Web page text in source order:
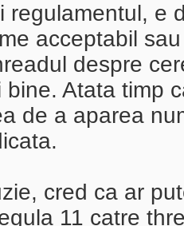
regulamentul, e
acceptabil
despre
bine. Atata timp
de a aparea
cred ca ar
11 catre